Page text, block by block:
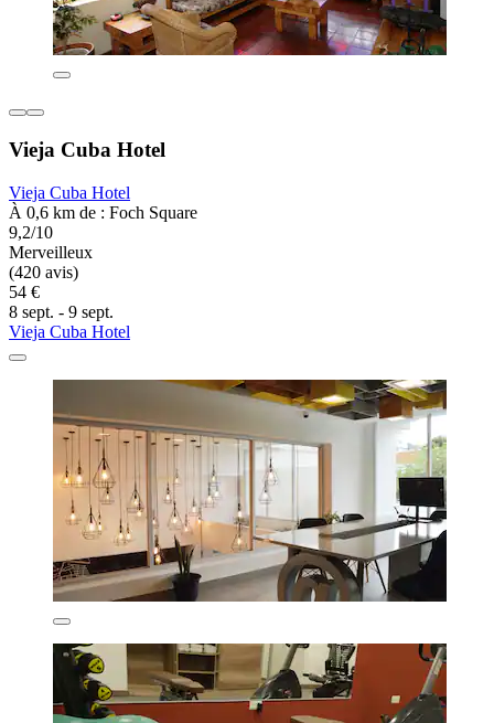
Vieja Cuba Hotel
Vieja Cuba Hotel
À 0,6 km de : Foch Square
9,2/10
Merveilleux
(420 avis)
54 €
8 sept. - 9 sept.
Vieja Cuba Hotel